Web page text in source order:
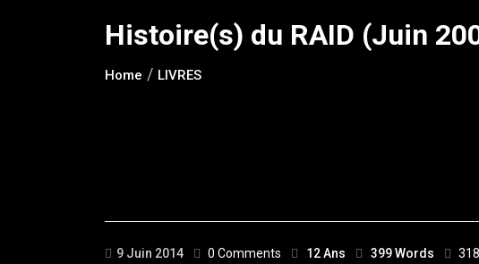
Histoire(s) du RAID (Juin
Home LIVRES
9 Juin 2014 0 Comments 12 Ans 399 Words 318